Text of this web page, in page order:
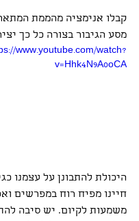
קבלו אנימציה מהממת
מסע הגיבור בצורה כל כך
www.youtube.com/watch?
v=Hhk4N9A0oCA
היכולת להתבונן על עצמנו
חיינו מפיח רוח במפרשים
משמעות לקיום. יש סיבה